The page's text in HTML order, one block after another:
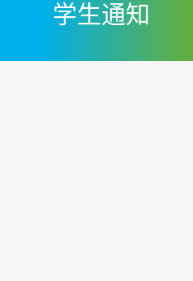
学生通知